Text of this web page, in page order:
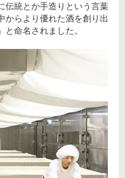
伝統とか手造りという言葉
からより優れた酒を創り出
命名されました。